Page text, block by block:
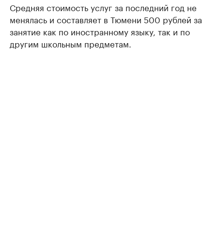
Средняя стоимость услуг за последний год не
менялась и составляет в Тюмени 500 рублей за
занятие как по иностранному языку, так и по
другим школьным предметам.